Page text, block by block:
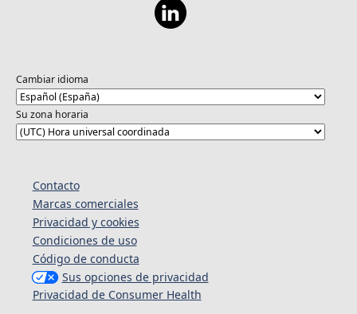
Cambiar idioma
Su zona horaria
Contacto
Marcas comerciales
Privacidad y cookies
Condiciones de uso
Código de conducta
Sus opciones de privacidad
Privacidad de Consumer Health